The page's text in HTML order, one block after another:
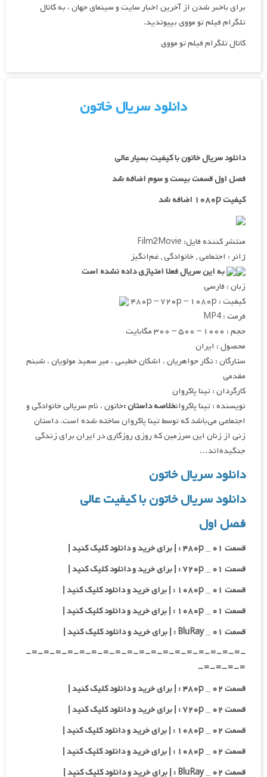
برای باخبر شدن از آخرین اخبار سایت و سینمای جهان ، به کانال
تلگرام فیلم تو مووی بپیوندید.
کانال تلگرام فیلم تو مووی
دانلود سریال خاتون
دانلود سریال خاتون با کیفیت بسیار عالی
فصل اول قسمت بیست و سوم اضافه شد
کیفیت ۱۰۸۰p اضافه شد
منتشر کننده فایل: Film2Movie
ژانر : اجتماعی , خانوادگی , غم‌انگیز
به این سریال فعلا امتیازی داده نشده است
زبان : فارسی
کیفیت : ۴۸۰p – ۷۲۰p – ۱۰۸۰p
فرمت : MP4
حجم : ۱۰۰۰ – ۵۰۰ – ۳۰۰ مگابایت
محصول : ایران
ستارگان : نگار جواهریان ، اشکان خطیبی ، میر سعید مولویان ، شبنم
مقدمی
کارگردان : تینا پاکروان
نویسنده : تینا پاکروانخلاصه داستان :خاتون ، نام سریالی خانوادگی و
اجتماعی می‌باشد که توسط تینا پاکروان ساخته شده است. داستان
زنی از زنان این سرزمین که روزی روزگاری در ایران برای زندگی
جنگیده‌اند…
دانلود سریال خاتون
دانلود سریال خاتون با کیفیت عالی
فصل اول
قسمت ۰۱ _ ۴۸۰p : | برای خرید و دانلود کلیک کنید |
قسمت ۰۱ _ ۷۲۰p : | برای خرید و دانلود کلیک کنید |
قسمت ۰۱ _ ۱۰۸۰p : | برای خرید و دانلود کلیک کنید |
قسمت ۰۱ _ ۱۰۸۰p : | برای خرید و دانلود کلیک کنید |
قسمت ۰۱ _ BluRay : | برای خرید و دانلود کلیک کنید |
-=-=-=-=-=-=-=-=-=-=-=-=-=-=-=-=-=-=-
=-=-=-=-
قسمت ۰۲ _ ۴۸۰p : | برای خرید و دانلود کلیک کنید |
قسمت ۰۲ _ ۷۲۰p : | برای خرید و دانلود کلیک کنید |
قسمت ۰۲ _ ۱۰۸۰p : | برای خرید و دانلود کلیک کنید |
قسمت ۰۲ _ ۱۰۸۰p : | برای خرید و دانلود کلیک کنید |
قسمت ۰۲ _ BluRay : | برای خرید و دانلود کلیک کنید |